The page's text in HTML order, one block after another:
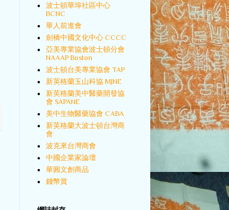
波士頓華埠社區中心
BCNC
華人前進會
劍橋中國文化中心 CCCC
亞美專業協會波士頓分會
NAAAP Boston
波士頓台美專業協會 TAP
新英格蘭玉山科協 MJNE
新英格蘭美中醫藥開發協
會 SAPANE
美中生物醫藥協會 CABA
新英格蘭大波士頓台灣商
會
波克來台灣商會
中國企業家論壇
華圓文創商品
錢幣賞